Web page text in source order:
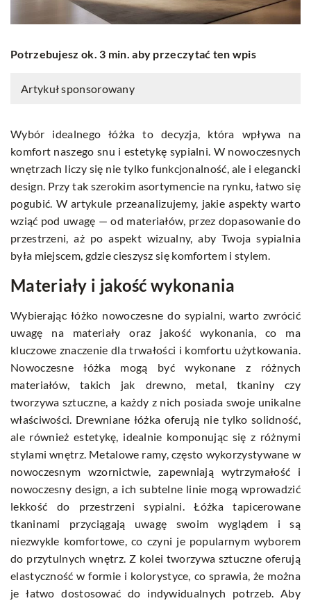
Potrzebujesz ok. 3 min. aby przeczytać ten wpis
Artykuł sponsorowany
Wybór idealnego łóżka to decyzja, która wpływa na
komfort naszego snu i estetykę sypialni. W nowoczesnych
wnętrzach liczy się nie tylko funkcjonalność, ale i elegancki
design. Przy tak szerokim asortymencie na rynku, łatwo się
pogubić. W artykule przeanalizujemy, jakie aspekty warto
wziąć pod uwagę — od materiałów, przez dopasowanie do
przestrzeni, aż po aspekt wizualny, aby Twoja sypialnia
była miejscem, gdzie cieszysz się komfortem i stylem.
Materiały i jakość wykonania
Wybierając łóżko nowoczesne do sypialni, warto zwrócić
uwagę na materiały oraz jakość wykonania, co ma
kluczowe znaczenie dla trwałości i komfortu użytkowania.
Nowoczesne łóżka mogą być wykonane z różnych
materiałów, takich jak drewno, metal, tkaniny czy
tworzywa sztuczne, a każdy z nich posiada swoje unikalne
właściwości. Drewniane łóżka oferują nie tylko solidność,
ale również estetykę, idealnie komponując się z różnymi
stylami wnętrz. Metalowe ramy, często wykorzystywane w
nowoczesnym wzornictwie, zapewniają wytrzymałość i
nowoczesny design, a ich subtelne linie mogą wprowadzić
lekkość do przestrzeni sypialni. Łóżka tapicerowane
tkaninami przyciągają uwagę swoim wyglądem i są
niezwykle komfortowe, co czyni je popularnym wyborem
do przytulnych wnętrz. Z kolei tworzywa sztuczne oferują
elastyczność w formie i kolorystyce, co sprawia, że można
je łatwo dostosować do indywidualnych potrzeb. Aby